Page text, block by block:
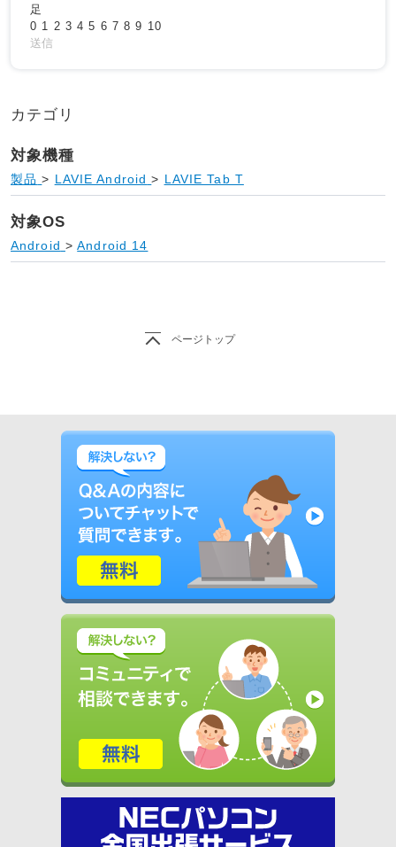
足
0 1 2 3 4 5 6 7 8 9 10
送信
カテゴリ
対象機種
製品 > LAVIE Android > LAVIE Tab T
対象OS
Android > Android 14
ページトップ